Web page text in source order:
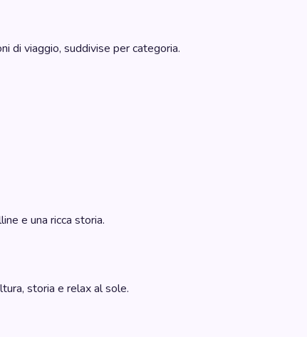
di viaggio, suddivise per categoria.
e una ricca storia.
storia e relax al sole.